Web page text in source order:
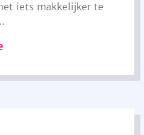
iets makkelijker te